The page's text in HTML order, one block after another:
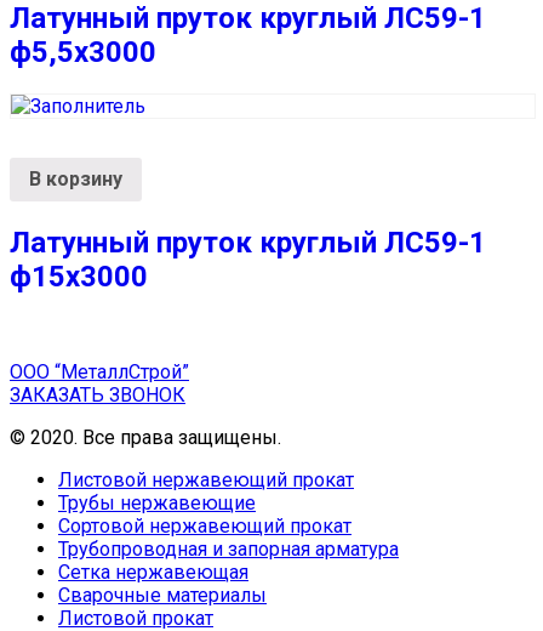
Латунный пруток круглый ЛС59-1
ф5,5х3000
В корзину
Латунный пруток круглый ЛС59-1
ф15х3000
ООО “МеталлСтрой”
ЗАКАЗАТЬ ЗВОНОК
© 2020. Все права защищены.
Листовой нержавеющий прокат
Трубы нержавеющие
Сортовой нержавеющий прокат
Трубопроводная и запорная арматура
Сетка нержавеющая
Сварочные материалы
Листовой прокат